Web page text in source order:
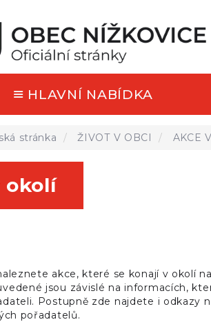
HLAVNÍ NABÍDKA
stránka ŽIVOT V OBCI AKCE
okolí
akce, které se konají v okolí
jsou závislé na informacích,
Postupně zde najdete i odkazy
pořadatelů.